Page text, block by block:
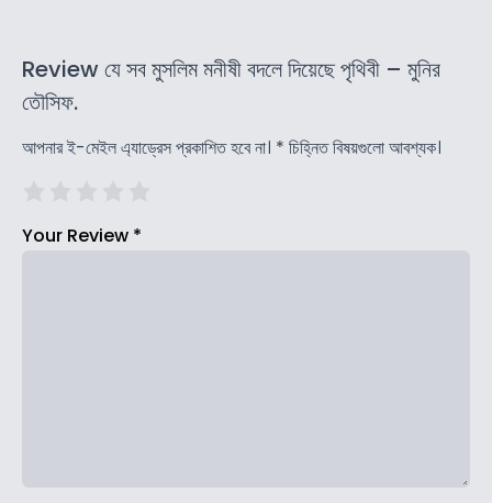
Review যে সব মুসলিম মনীষী বদলে দিয়েছে পৃথিবী – মুনির
তৌসিফ.
আপনার ই-মেইল এ্যাড্রেস প্রকাশিত হবে না। * চিহ্নিত বিষয়গুলো আবশ্যক।
Your Review *